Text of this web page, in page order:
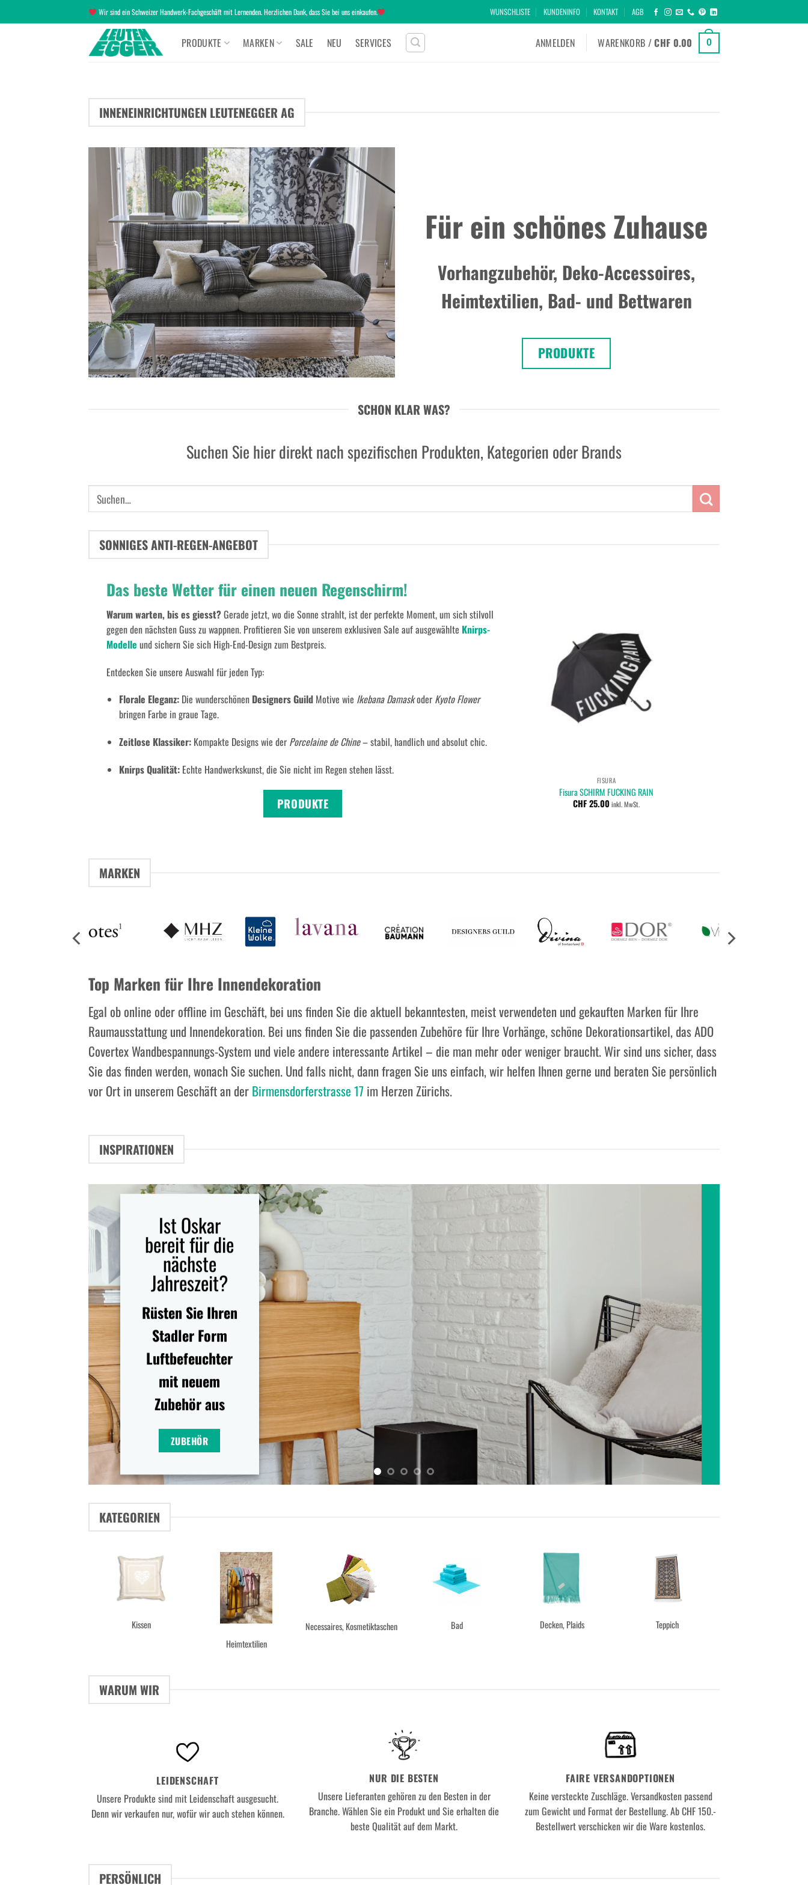
Inhalt
Wir sind ein Schweizer Handwerk-Fachgeschäft mit Lernenden. Herzlichen Dank, dass Sie bei uns einkaufen. WUNSCHLISTE KUNDENINFO KONTAKT AGB
PRODUKTE MARKEN SALE NEU SERVICES ANMELDEN WARENKORB /CHF 0.00 0
INNENEINRICHTUNGEN LEUTENEGGER AG
Für ein schönes Zuhause
Vorhangzubehör, Deko-Accessoires,
Heimtextilien, Bad- und Bettwaren
PRODUKTE
SCHON KLAR WAS?
Suchen Sie hier direkt nach spezifischen Produkten, Kategorien oder Brands
Suchen
nach:
SONNIGES ANTI-REGEN-ANGEBOT
Das beste Wetter für einen neuen Regenschirm!
Warum warten, bis es giesst? Gerade jetzt, wo die Sonne strahlt, ist der perfekte Moment, um sich stilvoll
gegen den nächsten Guss zu wappnen. Profitieren Sie von unserem exklusiven Sale auf ausgewählte Knirps-
Modelle und sichern Sie sich High-End-Design zum Bestpreis.
Entdecken Sie unsere Auswahl für jeden Typ:
Florale Eleganz:Die wunderschönen Designers GuildMotive wie Ikebana Damaskoder Kyoto Flower
bringen Farbe in graue Tage.
Zeitlose Klassiker:Kompakte Designs wie der Porcelaine de Chine– stabil, handlich und absolut chic.
Knirps Qualität:Echte Handwerkskunst, die Sie nicht im Regen stehen lässt.
PRODUKTE
FISURA
Fisura SCHIRM FUCKING RAIN
CHF25.00inkl. MwSt.
MARKEN
Top Marken für Ihre Innendekoration
Egal ob online oder offline im Geschäft, bei uns finden Sie die aktuell bekanntesten, meist verwendeten und gekauften Marken für Ihre
Raumausstattung und Innendekoration. Bei uns finden Sie die passenden Zubehöre für Ihre Vorhänge, schöne Dekorationsartikel, das ADO
Covertex Wandbespannungs-System und viele andere interessante Artikel – die man mehr oder weniger braucht. Wir sind uns sicher, dass
Sie das finden werden, wonach Sie suchen. Und falls nicht, dann fragen Sie uns einfach, wir helfen Ihnen gerne und beraten Sie persönlich
vor Ort in unserem Geschäft an derBirmensdorferstrasse 17im Herzen Zürichs.
INSPIRATIONEN
Ist Oskar
bereit für die
nächste
Jahreszeit?
Rüsten Sie Ihren
Stadler Form
Luftbefeuchter
mit neuem
Zubehör aus
ZUBEHÖR
KATEGORIEN
Kissen
Heimtextilien
Necessaires, Kosmetiktaschen Bad Decken, Plaids Teppich
WARUM WIR
LEIDENSCHAFT
Unsere Produkte sind mit Leidenschaft ausgesucht.
Denn wir verkaufen nur, wofür wir auch stehen können.
NUR DIE BESTEN
Unsere Lieferanten gehören zu den Besten in der
Branche. Wählen Sie ein Produkt und Sie erhalten die
beste Qualität auf dem Markt.
FAIRE VERSANDOPTIONEN
Keine versteckte Zuschläge. Versandkosten passend
zum Gewicht und Format der Bestellung. Ab CHF 150.-
Bestellwert verschicken wir die Ware kostenlos.
PERSÖNLICH